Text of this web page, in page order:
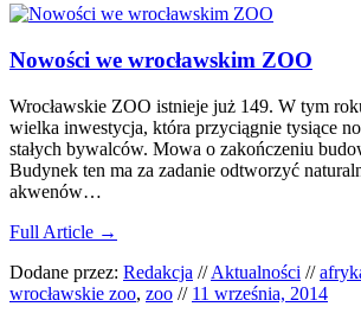
Nowości we wrocławskim ZOO
Wrocławskie ZOO istnieje już 149. W tym
wielka inwestycja, która przyciągnie tysiące
stałych bywalców. Mowa o zakończeniu
Budynek ten ma za zadanie odtworzyć
akwenów…
Full Article →
Dodane przez: Redakcja // Aktualności //
wrocławskie zoo, zoo // 11 września, 2014